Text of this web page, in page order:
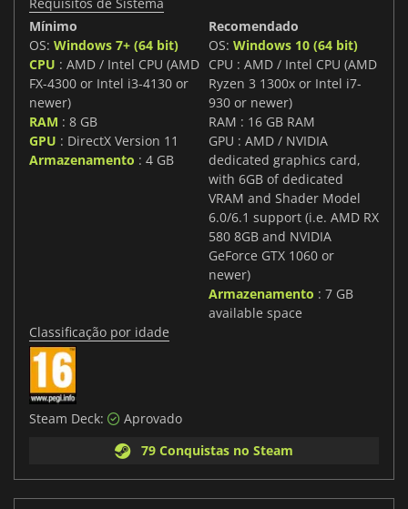
Mínimo
OS: Windows 7+ (64 bit)
CPU : AMD / Intel CPU (AMD
FX-4300 or Intel i3-4130 or
newer)
RAM : 8 GB
GPU : DirectX Version 11
Armazenamento : 4 GB
Recomendado
OS: Windows 10 (64 bit)
CPU : AMD / Intel CPU (AMD
Ryzen 3 1300x or Intel i7-
930 or newer)
RAM : 16 GB RAM
GPU : AMD / NVIDIA
dedicated graphics card,
with 6GB of dedicated
VRAM and Shader Model
6.0/6.1 support (i.e. AMD RX
580 8GB and NVIDIA
GeForce GTX 1060 or
newer)
Armazenamento : 7 GB
available space
Classificação por idade
Steam Deck:
Aprovado
79 Conquistas no Steam